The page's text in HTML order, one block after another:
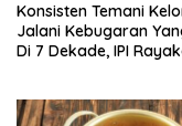
Konsisten Temani
Jalani Kebugaran
Di 7 Dekade, IPI